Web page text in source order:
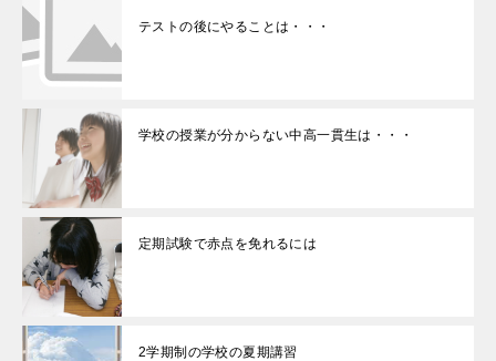
テストの後にやることは・・・
学校の授業が分からない中高一貫生は・・・
定期試験で赤点を免れるには
2学期制の学校の夏期講習